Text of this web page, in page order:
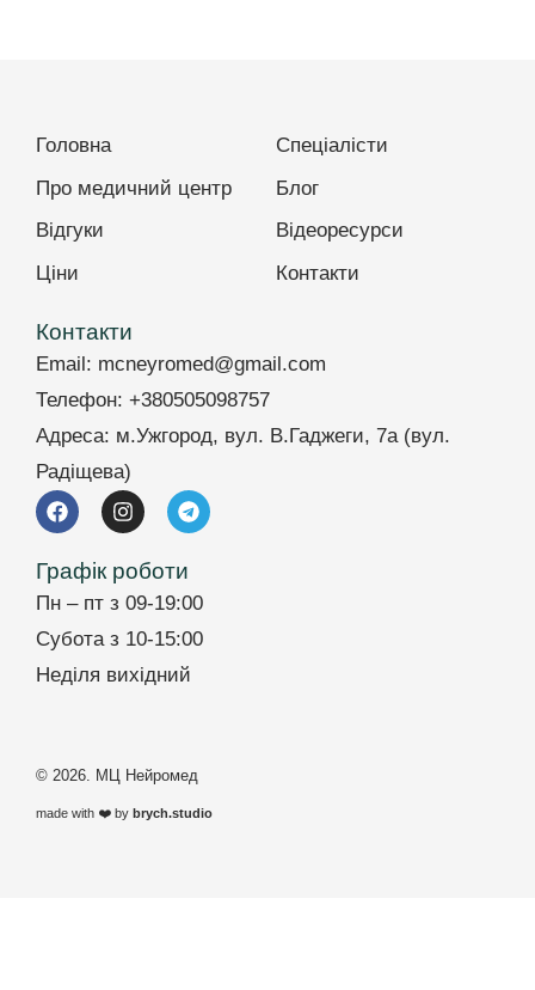
© 2026. МЦ Нейромед
made with ❤️ by brych.studio
Головна
Про медичний центр
Відгуки
Ціни
Спеціалісти
Блог
Відеоресурси
Контакти
Контакти
Email: mcneyromed@gmail.com
Телефон: +380505098757
Адреса: м.Ужгород, вул. В.Гаджеги, 7а (вул.
Радіщева)
Графік роботи
Пн – пт з 09-19:00
Субота з 10-15:00
Неділя вихідний